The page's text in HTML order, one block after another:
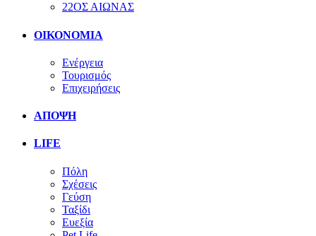
22ΟΣ ΑΙΩΝΑΣ
ΟΙΚΟΝΟΜΙΑ
Ενέργεια
Τουρισμός
Επιχειρήσεις
ΑΠΟΨΗ
LIFE
Πόλη
Σχέσεις
Γεύση
Ταξίδι
Ευεξία